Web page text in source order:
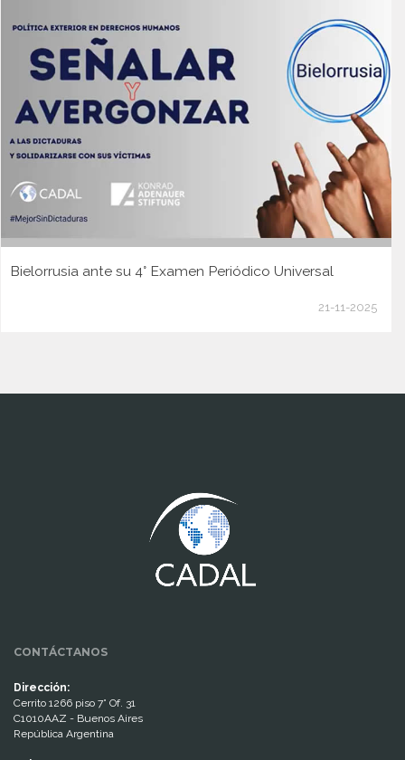
Bielorrusia ante su 4° Examen Periódico Universal
21-11-2025
CONTÁCTANOS
Dirección:
Cerrito 1266 piso 7° Of. 31
C1010AAZ - Buenos Aires
República Argentina